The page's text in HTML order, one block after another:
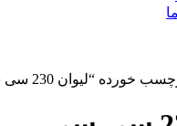
“لیوان 230 سی سی”